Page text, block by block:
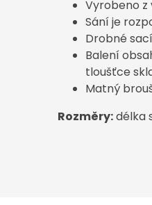
Vyrobeno
Sání je
Drobné
Balení
tloušťce
Matný
Rozměry:délka